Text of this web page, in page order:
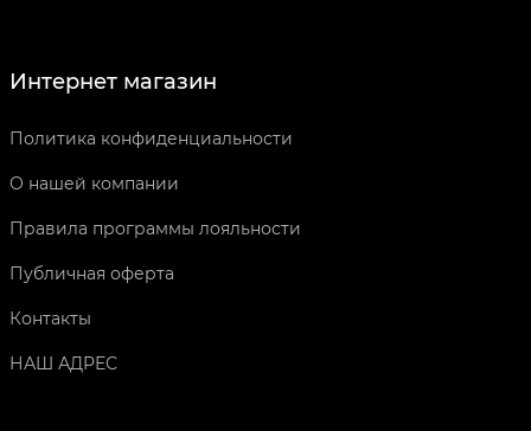
Интернет магазин
Политика конфиденциальности
О нашей компании
Правила программы лояльности
Публичная оферта
Контакты
НАШ АДРЕС